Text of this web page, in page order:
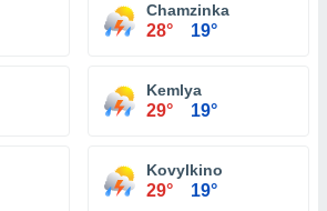
Chamzinka
28° 19°
Kemlya
29° 19°
Kovylkino
29° 19°